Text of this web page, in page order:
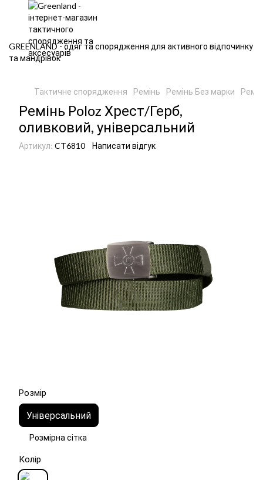
GREENLAND - одяг та спорядження для активного відпочинку
та мандрівок
Тактичне спорядження Ремінь Ремінь Без марки
Ремінь Poloz Хрест/Герб,
оливковий, універсальний
Артикул: CT6810 Написати відгук
Розмір
Універсальний
Розмірна сітка
Колір